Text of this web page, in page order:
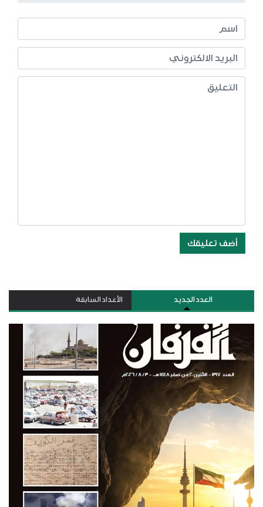
أضف تعليقك
العدد الجديد الأعداد السابقة